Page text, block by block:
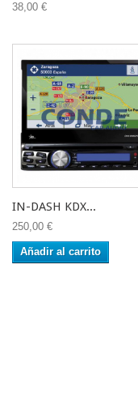
38,00 €
IN-DASH KDX...
250,00 €
Añadir al carrito